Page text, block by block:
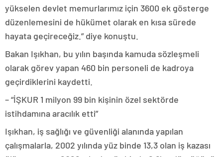
yükselen devlet memurlarımız için 3600 ek gösterge
düzenlemesini de hükümet olarak en kısa sürede
hayata geçireceğiz.” diye konuştu.
Bakan Işıkhan, bu yılın başında kamuda sözleşmeli
olarak görev yapan 460 bin personeli de kadroya
geçirdiklerini kaydetti.
– “İŞKUR 1 milyon 99 bin kişinin özel sektörde
istihdamına aracılık etti”
Işıkhan, iş sağlığı ve güvenliği alanında yapılan
çalışmalarla, 2002 yılında yüz binde 13,3 olan iş kazası